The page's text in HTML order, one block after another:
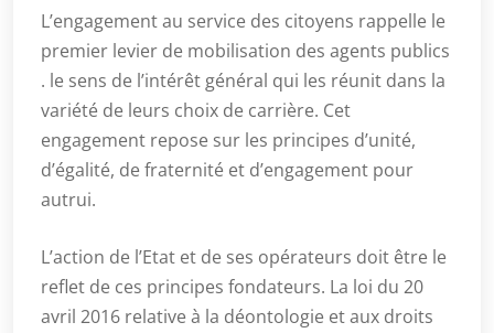
L’engagement au service des citoyens rappelle le
premier levier de mobilisation des agents publics
. le sens de l’intérêt général qui les réunit dans la
variété de leurs choix de carrière. Cet
engagement repose sur les principes d’unité,
d’égalité, de fraternité et d’engagement pour
autrui.
L’action de l’Etat et de ses opérateurs doit être le
reflet de ces principes fondateurs. La loi du 20
avril 2016 relative à la déontologie et aux droits